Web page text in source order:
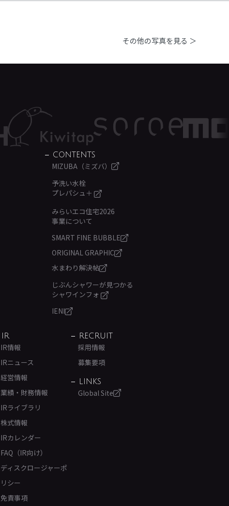
その他の写真を見る ＞
CONTENTS
MIZUBA（ミズバ）
予洗い水栓
プレパシュ＋
みらいエコ住宅2026
事業について
SMART FINE BUBBLE
ORIGINAL GRAPHIC
水まわり解決帖
じぶんシャワーが見つかる
シャワインフォ
IENI
IR
IR情報
IRニュース
経営情報
業績・財務情報
IRライブラリ
株式情報
IRカレンダー
FAQ（IR向け）
ディスクロージャーポ
リシー
免責事項
RECRUIT
採用情報
募集要項
LINKS
Global Site